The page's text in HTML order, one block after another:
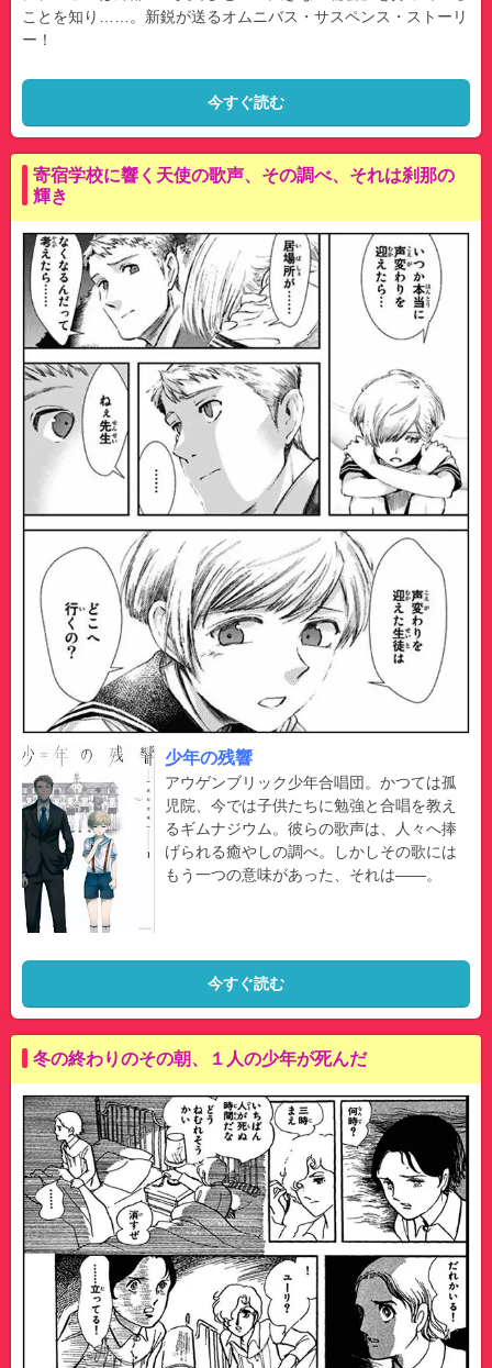
ことを知り……。新鋭が送るオムニバス・サスペンス・ストーリ
ー！
今すぐ読む
寄宿学校に響く天使の歌声、その調べ、それは刹那の
輝き
少年の残響
アウゲンブリック少年合唱団。かつては孤
児院、今では子供たちに勉強と合唱を教え
るギムナジウム。彼らの歌声は、人々へ捧
げられる癒やしの調べ。しかしその歌には
もう一つの意味があった、それは――。
今すぐ読む
冬の終わりのその朝、１人の少年が死んだ